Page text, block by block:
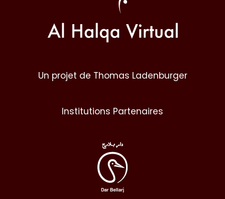
Un projet de Thomas Ladenburger
Institutions Partenaires